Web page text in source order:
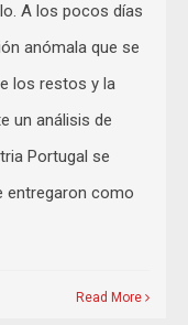
A los pocos días
anómala que se
los restos y la
un análisis de
Portugal se
entregaron como
Read More